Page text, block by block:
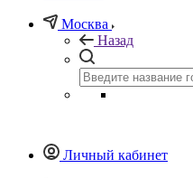
Москва
Назад
Личный кабинет